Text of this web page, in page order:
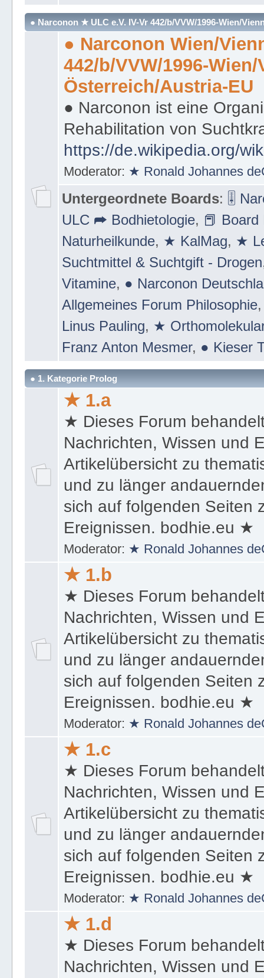
Strecke ⛪
● Narconon ★ ULC e.V. IV-Vr 442/b/VVW/1996-Wien/
● Narconon Wien/
442/b/VVW/1996-
Österreich/Austria-EU
● Narconon ist eine
Rehabilitation von
https://de.wikipedia.org/
Moderator:★ Ronald Johannes
Untergeordnete Boards :🎚
ULC ➦ Bodhietologie,📕 Board
Naturheilkunde,★ KalMag,★
Suchtmittel & Suchtgift - Drogen
Vitamine,● Narconon
Allgemeines Forum Philosophie
Linus Pauling,★
Franz Anton Mesmer,● Kieser
● 1. Kategorie Prolog
★ 1.a
★ Dieses Forum
Nachrichten, Wissen und
Artikelübersicht zu
und zu länger
sich auf folgenden Seiten
Ereignissen. bodhie.eu ★
Moderator:
★ 1.b
★ Dieses Forum
Nachrichten, Wissen und
Artikelübersicht zu
und zu länger
sich auf folgenden Seiten
Ereignissen. bodhie.eu ★
Moderator:
★ 1.c
★ Dieses Forum
Nachrichten, Wissen und
Artikelübersicht zu
und zu länger
sich auf folgenden Seiten
Ereignissen. bodhie.eu ★
Moderator:
★ 1.d
★ Dieses Forum